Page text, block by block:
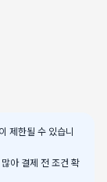
제한될 수 있습니
아 결제 전 조건 확